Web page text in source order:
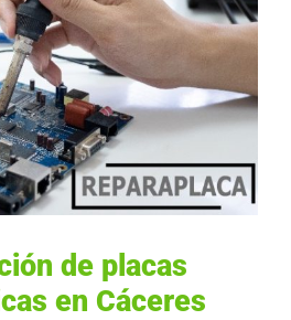
de placas
en Cáceres